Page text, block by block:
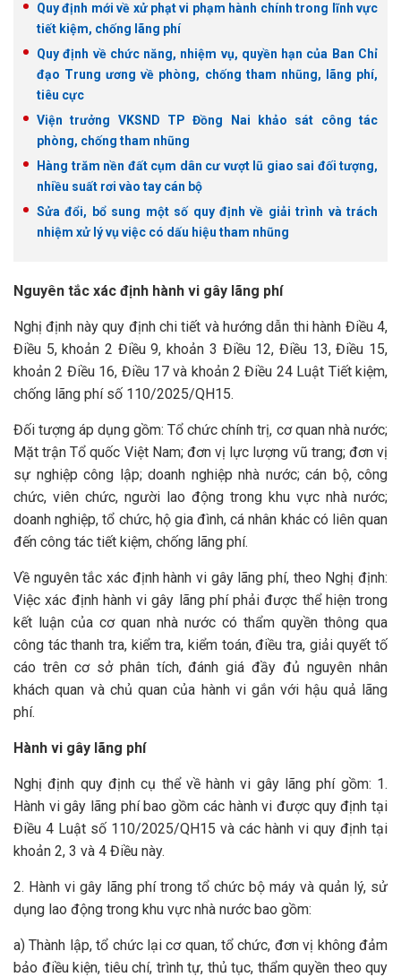
Quy định mới về xử phạt vi phạm hành chính trong lĩnh vực
tiết kiệm, chống lãng phí
Quy định về chức năng, nhiệm vụ, quyền hạn của Ban Chỉ
đạo Trung ương về phòng, chống tham nhũng, lãng phí,
tiêu cực
Viện trưởng VKSND TP Đồng Nai khảo sát công tác
phòng, chống tham nhũng
Hàng trăm nền đất cụm dân cư vượt lũ giao sai đối tượng,
nhiều suất rơi vào tay cán bộ
Sửa đổi, bổ sung một số quy định về giải trình và trách
nhiệm xử lý vụ việc có dấu hiệu tham nhũng
Nguyên tắc xác định hành vi gây lãng phí
Nghị định này quy định chi tiết và hướng dẫn thi hành Điều 4,
Điều 5, khoản 2 Điều 9, khoản 3 Điều 12, Điều 13, Điều 15,
khoản 2 Điều 16, Điều 17 và khoản 2 Điều 24 Luật Tiết kiệm,
chống lãng phí số 110/2025/QH15.
Đối tượng áp dụng gồm: Tổ chức chính trị, cơ quan nhà nước;
Mặt trận Tổ quốc Việt Nam; đơn vị lực lượng vũ trang; đơn vị
sự nghiệp công lập; doanh nghiệp nhà nước; cán bộ, công
chức, viên chức, người lao động trong khu vực nhà nước;
doanh nghiệp, tổ chức, hộ gia đình, cá nhân khác có liên quan
đến công tác tiết kiệm, chống lãng phí.
Về nguyên tắc xác định hành vi gây lãng phí, theo Nghị định:
Việc xác định hành vi gây lãng phí phải được thể hiện trong
kết luận của cơ quan nhà nước có thẩm quyền thông qua
công tác thanh tra, kiểm tra, kiểm toán, điều tra, giải quyết tố
cáo trên cơ sở phân tích, đánh giá đầy đủ nguyên nhân
khách quan và chủ quan của hành vi gắn với hậu quả lãng
phí.
Hành vi gây lãng phí
Nghị định quy định cụ thể về hành vi gây lãng phí gồm: 1.
Hành vi gây lãng phí bao gồm các hành vi được quy định tại
Điều 4 Luật số 110/2025/QH15 và các hành vi quy định tại
khoản 2, 3 và 4 Điều này.
2. Hành vi gây lãng phí trong tổ chức bộ máy và quản lý, sử
dụng lao động trong khu vực nhà nước bao gồm:
a) Thành lập, tổ chức lại cơ quan, tổ chức, đơn vị không đảm
bảo điều kiện, tiêu chí, trình tự, thủ tục, thẩm quyền theo quy